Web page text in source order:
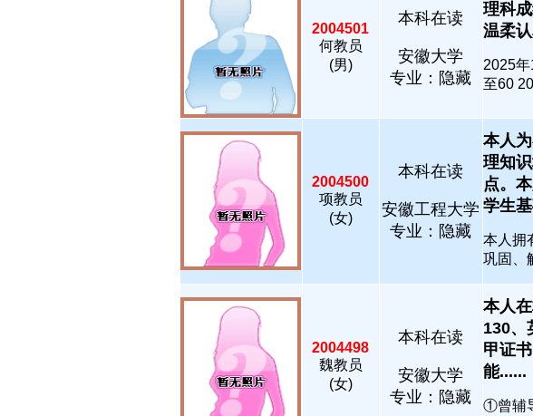
2004501
何教员
(男)
本科在读
安徽大学
专业：隐藏
理科
温柔
2025
至60
2004500
项教员
(女)
本科在读
安徽工程大学
专业：隐藏
本人
理知
点。
学生
本人拥
巩固、
2004498
魏教员
(女)
本科在读
安徽大学
专业：隐藏
本人
130、
甲证
能......
①曾辅